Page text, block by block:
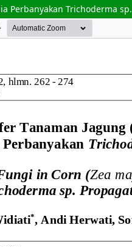
Perbanyakan Trichoderma sp.